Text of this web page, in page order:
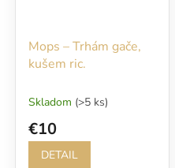
Mops – Trhám gače,
kušem ric.
Skladom (>5 ks)
€10
DETAIL